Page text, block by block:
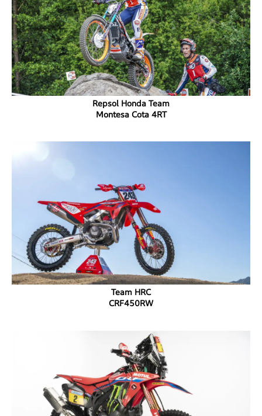
Repsol Honda Team
Montesa Cota 4RT
Team HRC
CRF450RW